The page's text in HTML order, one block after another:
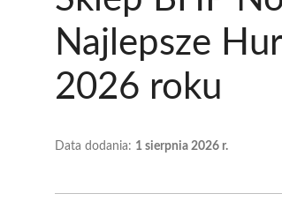
Najlepsze
2026 roku
Data dodania: 1 sierpnia 2026 r.